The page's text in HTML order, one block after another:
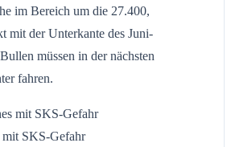
im Bereich um die 27.400,
mit der Unterkante des Juni-
müssen in der nächsten
fahren.
SKS-Gefahr